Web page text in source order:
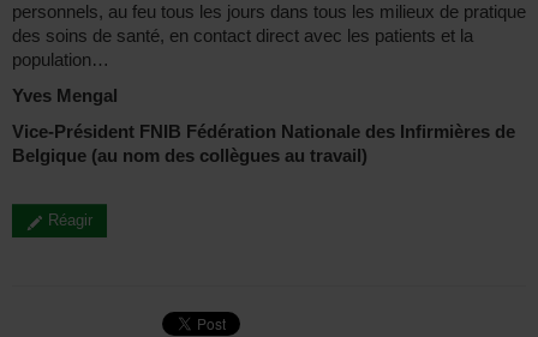
personnels, au feu tous les jours dans tous les milieux de pratique
des soins de santé, en contact direct avec les patients et la
population…
Yves Mengal
Vice-Président FNIB Fédération Nationale des Infirmières de
Belgique (au nom des collègues au travail)
Réagir